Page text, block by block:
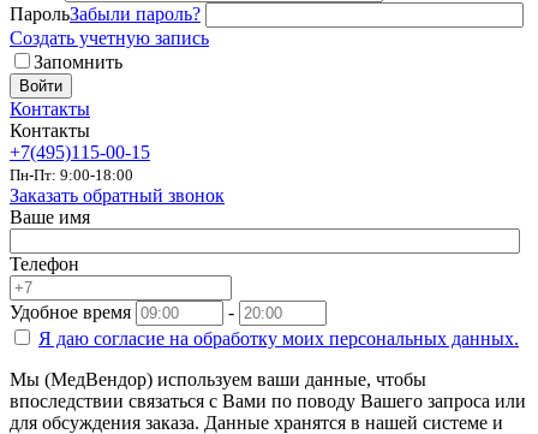
ПарольЗабыли пароль?
Создать учетную запись
Запомнить
Войти
Контакты
Контакты
+7(495)115-00-15
Пн-Пт: 9:00-18:00
Заказать обратный звонок
Ваше имя
Телефон
Удобное время
-
Я даю согласие на обработку моих персональных данных.
Мы (МедВендор) используем ваши данные, чтобы
впоследствии связаться с Вами по поводу Вашего запроса или
для обсуждения заказа. Данные хранятся в нашей системе и